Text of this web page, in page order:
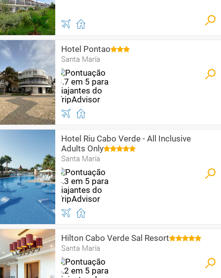
Hotel Pontao
Santa María
Hotel Riu Cabo Verde - All Inclusive
Adults Only
Santa María
Hilton Cabo Verde Sal Resort
Santa María